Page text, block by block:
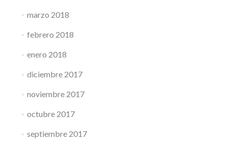
marzo 2018
febrero 2018
enero 2018
diciembre 2017
noviembre 2017
octubre 2017
septiembre 2017